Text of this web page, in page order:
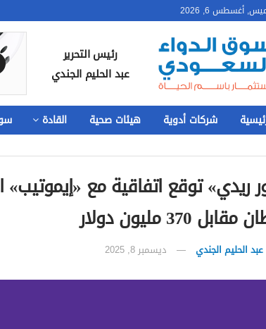
أغسطس 6, 2026
رئيس التحرير
عبد الحليم الجندي
شركات أدوية هيئات صحية القادة
ريدي» توقع اتفاقية مع «إيموتيب»
370 مليون دولار
عبد الحليم الجندي ديسمبر 8, 2025